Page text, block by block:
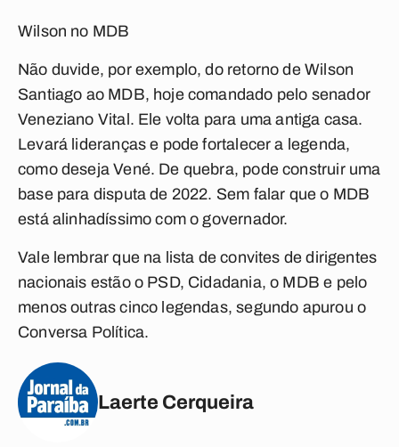
Wilson no MDB
Não duvide, por exemplo, do retorno de Wilson
Santiago ao MDB, hoje comandado pelo senador
Veneziano Vital. Ele volta para uma antiga casa.
Levará lideranças e pode fortalecer a legenda,
como deseja Vené. De quebra, pode construir uma
base para disputa de 2022. Sem falar que o MDB
está alinhadíssimo com o governador.
Vale lembrar que na lista de convites de dirigentes
nacionais estão o PSD, Cidadania, o MDB e pelo
menos outras cinco legendas, segundo apurou o
Conversa Política.
Laerte Cerqueira